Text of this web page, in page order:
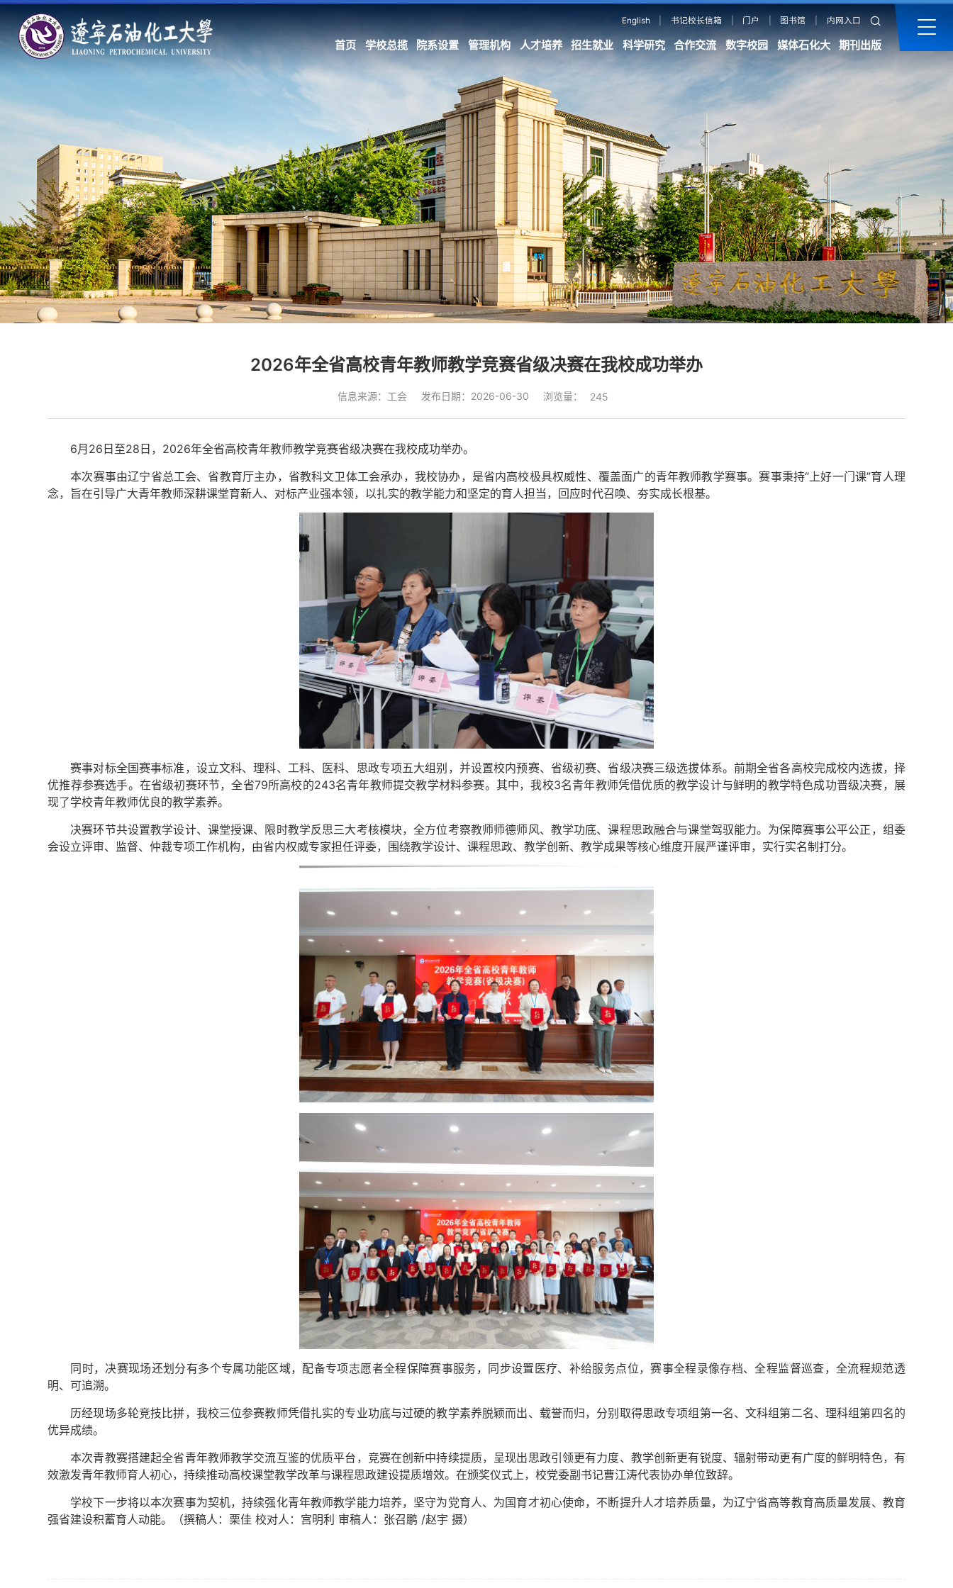
English 书记校长信箱 门户 图书馆 内网入口
首页 学校总揽 院系设置 管理机构 人才培养 招生就业 科学研究 合作交流 数字校园 媒体石化大 期刊出版
2026年全省高校青年教师教学竞赛省级决赛在我校成功举办
信息来源：工会 发布日期：2026-06-30 浏览量： 245
6月26日至28日，2026年全省高校青年教师教学竞赛省级决赛在我校成功举办。
本次赛事由辽宁省总工会、省教育厅主办，省教科文卫体工会承办，我校协办，是省内高校极具权威性、覆盖面广的青年教师教学赛事。赛事秉持“上好一门课”育人理
念，旨在引导广大青年教师深耕课堂育新人、对标产业强本领，以扎实的教学能力和坚定的育人担当，回应时代召唤、夯实成长根基。
赛事对标全国赛事标准，设立文科、理科、工科、医科、思政专项五大组别，并设置校内预赛、省级初赛、省级决赛三级选拔体系。前期全省各高校完成校内选拔，择
优推荐参赛选手。在省级初赛环节，全省79所高校的243名青年教师提交教学材料参赛。其中，我校3名青年教师凭借优质的教学设计与鲜明的教学特色成功晋级决赛，展
现了学校青年教师优良的教学素养。
决赛环节共设置教学设计、课堂授课、限时教学反思三大考核模块，全方位考察教师师德师风、教学功底、课程思政融合与课堂驾驭能力。为保障赛事公平公正，组委
会设立评审、监督、仲裁专项工作机构，由省内权威专家担任评委，围绕教学设计、课程思政、教学创新、教学成果等核心维度开展严谨评审，实行实名制打分。
同时，决赛现场还划分有多个专属功能区域，配备专项志愿者全程保障赛事服务，同步设置医疗、补给服务点位，赛事全程录像存档、全程监督巡查，全流程规范透
明、可追溯。
历经现场多轮竞技比拼，我校三位参赛教师凭借扎实的专业功底与过硬的教学素养脱颖而出、载誉而归，分别取得思政专项组第一名、文科组第二名、理科组第四名的
优异成绩。
本次青教赛搭建起全省青年教师教学交流互鉴的优质平台，竞赛在创新中持续提质，呈现出思政引领更有力度、教学创新更有锐度、辐射带动更有广度的鲜明特色，有
效激发青年教师育人初心，持续推动高校课堂教学改革与课程思政建设提质增效。在颁奖仪式上，校党委副书记曹江涛代表协办单位致辞。
学校下一步将以本次赛事为契机，持续强化青年教师教学能力培养，坚守为党育人、为国育才初心使命，不断提升人才培养质量，为辽宁省高等教育高质量发展、教育
强省建设积蓄育人动能。（撰稿人：栗佳 校对人：宫明利 审稿人：张召鹏 /赵宇 摄）